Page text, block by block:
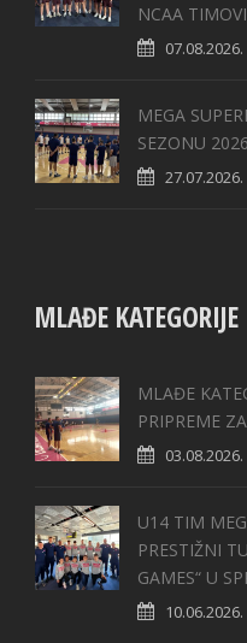
NCAA
07.08.2026.
MEGA
SEZONU
27.07.2026.
MLAĐE KATEGORIJE
MLAĐE
PRIPREME
03.08.2026.
U14 TIM
PRESTIŽNI
GAMES“ U
10.06.2026.